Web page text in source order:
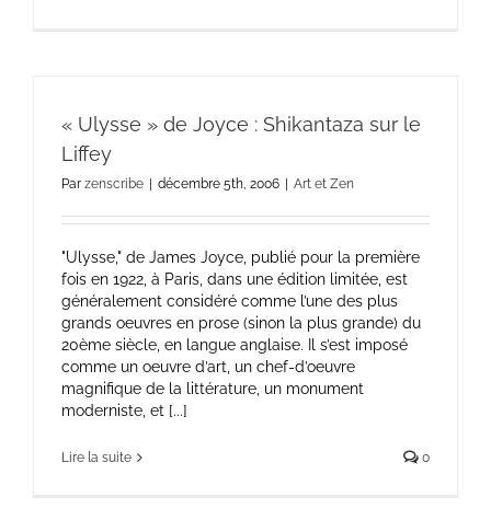
« Ulysse » de Joyce : Shikantaza sur le
Liffey
Par zenscribe | décembre 5th, 2006 | Art et Zen
"Ulysse," de James Joyce, publié pour la première
fois en 1922, à Paris, dans une édition limitée, est
généralement considéré comme l’une des plus
grands oeuvres en prose (sinon la plus grande) du
20ème siècle, en langue anglaise. Il s’est imposé
comme un oeuvre d’art, un chef-d’oeuvre
magnifique de la littérature, un monument
moderniste, et [...]
Lire la suite 0